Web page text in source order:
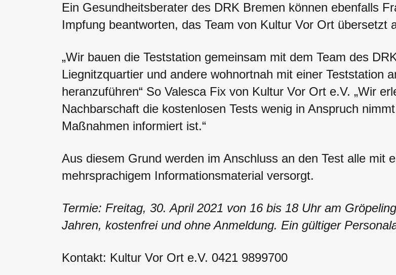
Ein Gesundheitsberater des DRK Bremen können ebenfalls
Impfung beantworten, das Team von Kultur Vor Ort übersetzt
„Wir bauen die Teststation gemeinsam mit dem Team des
Liegnitzquartier und andere wohnortnah mit einer Teststation
heranzuführen“ So Valesca Fix von Kultur Vor Ort e.V. „Wir
Nachbarschaft die kostenlosen Tests wenig in Anspruch
Maßnahmen informiert ist.“
Aus diesem Grund werden im Anschluss an den Test alle mit
mehrsprachigem Informationsmaterial versorgt.
Termie: Freitag, 30. April 2021 von 16 bis 18 Uhr am
Jahren, kostenfrei und ohne Anmeldung. Ein gültiger
Kontakt: Kultur Vor Ort e.V. 0421 9899700